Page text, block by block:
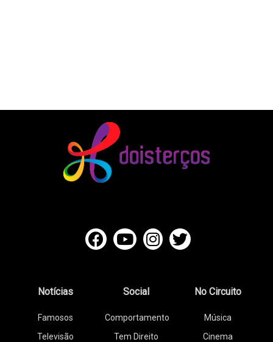
Notícias
Famosos
Televisão
Social
Comportamento
Tem Direito
No Circuito
Música
Cinema